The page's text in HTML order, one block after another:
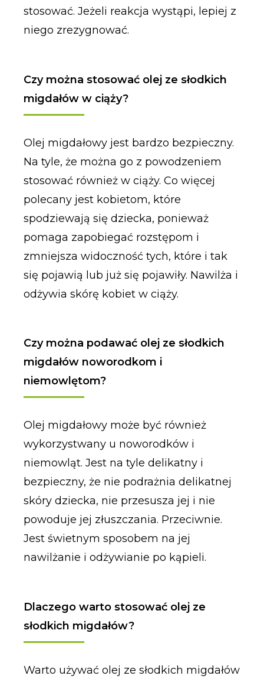
stosować. Jeżeli reakcja wystąpi, lepiej z
niego zrezygnować.
Czy można stosować olej ze słodkich
migdałów w ciąży?
Olej migdałowy jest bardzo bezpieczny.
Na tyle, że można go z powodzeniem
stosować również w ciąży. Co więcej
polecany jest kobietom, które
spodziewają się dziecka, ponieważ
pomaga zapobiegać rozstępom i
zmniejsza widoczność tych, które i tak
się pojawią lub już się pojawiły. Nawilża i
odżywia skórę kobiet w ciąży.
Czy można podawać olej ze słodkich
migdałów noworodkom i
niemowlętom?
Olej migdałowy może być również
wykorzystwany u noworodków i
niemowląt. Jest na tyle delikatny i
bezpieczny, że nie podrażnia delikatnej
skóry dziecka, nie przesusza jej i nie
powoduje jej złuszczania. Przeciwnie.
Jest świetnym sposobem na jej
nawilżanie i odżywianie po kąpieli.
Dlaczego warto stosować olej ze
słodkich migdałów?
Warto używać olej ze słodkich migdałów